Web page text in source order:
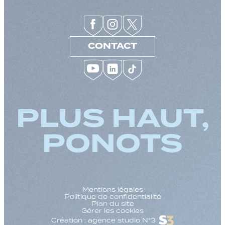
CONTACT
PLUS HAUT,
PONOTS
Mentions légales
Politique de confidentialité
Plan du site
Gérer les cookies
Création : agence studio N°3